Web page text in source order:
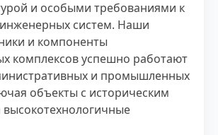
и особыми требованиями к
систем. Наши
и компоненты
комплексов успешно работают
и промышленных
объекты с историческим